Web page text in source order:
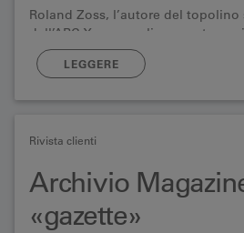
Roland Zoss, l’autore del topolino
dell’ABC Xenegugeli, racconta
l’essenza degli alberi, dal pino
LEGGERE
Rivista clienti
Archivio
«gazette»